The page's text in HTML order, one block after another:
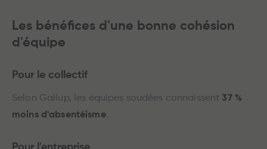
Les bénéfices d'une bonne cohésion
d'équipe
Pour le collectif
Selon Gallup, les équipes soudées connaissent 37 %
moins d'absentéisme.